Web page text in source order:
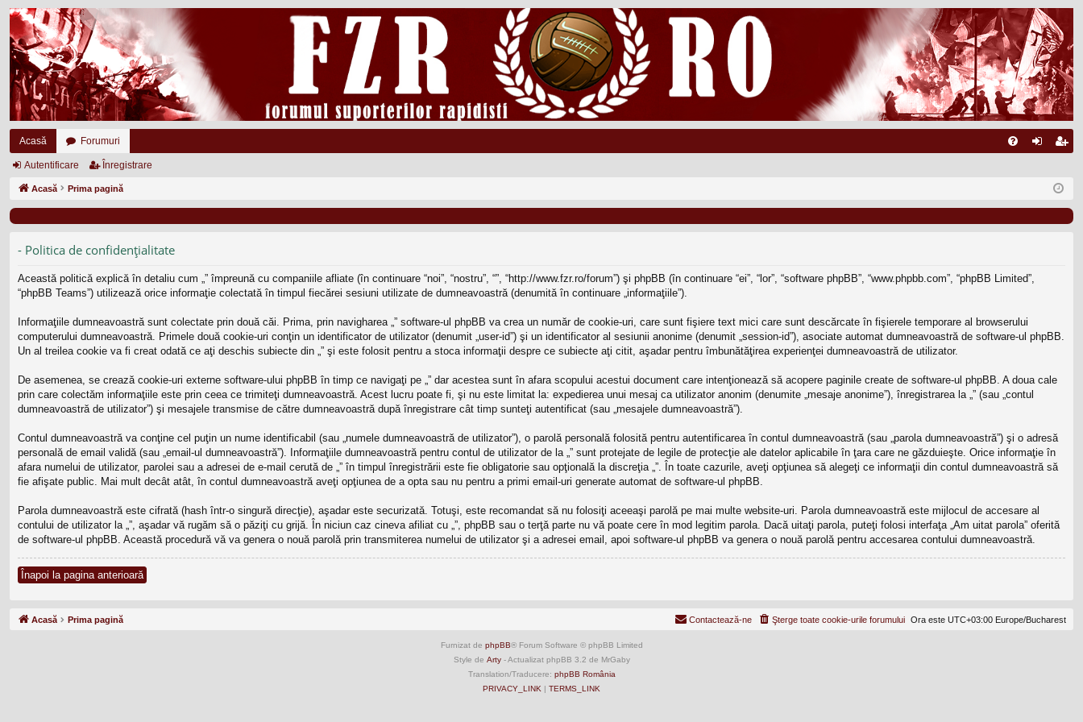
Acasă Forumuri
eg
Autentificare Înregistrare
Acasă Prima pagină
- Politica de confidenţialitate
Această politică explică în detaliu cum „” împreună cu companiile afliate (în continuare “noi”, “nostru”, “”, “http://www.fzr.ro/forum”) şi phpBB (în continuare “ei”, “lor”, “software phpBB”, “www.phpbb.com”, “phpBB Limited”,
“phpBB Teams”) utilizează orice informaţie colectată în timpul fiecărei sesiuni utilizate de dumneavoastră (denumită în continuare „informaţiile”).
Informaţiile dumneavoastră sunt colectate prin două căi. Prima, prin navigharea „” software-ul phpBB va crea un număr de cookie-uri, care sunt fişiere text mici care sunt descărcate în fişierele temporare al browserului
computerului dumneavoastră. Primele două cookie-uri conţin un identificator de utilizator (denumit „user-id”) şi un identificator al sesiunii anonime (denumit „session-id”), asociate automat dumneavoastră de software-ul phpBB.
Un al treilea cookie va fi creat odată ce aţi deschis subiecte din „” şi este folosit pentru a stoca informaţii despre ce subiecte aţi citit, aşadar pentru îmbunătăţirea experienţei dumneavoastră de utilizator.
De asemenea, se crează cookie-uri externe software-ului phpBB în timp ce navigaţi pe „” dar acestea sunt în afara scopului acestui document care intenţionează să acopere paginile create de software-ul phpBB. A doua cale
prin care colectăm informaţiile este prin ceea ce trimiteţi dumneavoastră. Acest lucru poate fi, şi nu este limitat la: expedierea unui mesaj ca utilizator anonim (denumite „mesaje anonime”), înregistrarea la „” (sau „contul
dumneavoastră de utilizator”) şi mesajele transmise de către dumneavoastră după înregistrare cât timp sunteţi autentificat (sau „mesajele dumneavoastră”).
Contul dumneavoastră va conţine cel puţin un nume identificabil (sau „numele dumneavoastră de utilizator”), o parolă personală folosită pentru autentificarea în contul dumneavoastră (sau „parola dumneavoastră”) şi o adresă
personală de email validă (sau „email-ul dumneavoastră”). Informaţiile dumneavoastră pentru contul de utilizator de la „” sunt protejate de legile de protecţie ale datelor aplicabile în ţara care ne găzduieşte. Orice informaţie în
afara numelui de utilizator, parolei sau a adresei de e-mail cerută de „” în timpul înregistrării este fie obligatorie sau opţională la discreţia „”. În toate cazurile, aveţi opţiunea să alegeţi ce informaţii din contul dumneavoastră să
fie afişate public. Mai mult decât atât, în contul dumneavoastră aveţi opţiunea de a opta sau nu pentru a primi email-uri generate automat de software-ul phpBB.
Parola dumneavoastră este cifrată (hash într-o singură direcţie), aşadar este securizată. Totuşi, este recomandat să nu folosiţi aceeaşi parolă pe mai multe website-uri. Parola dumneavoastră este mijlocul de accesare al
contului de utilizator la „”, aşadar vă rugăm să o păziţi cu grijă. În niciun caz cineva afiliat cu „”, phpBB sau o terţă parte nu vă poate cere în mod legitim parola. Dacă uitaţi parola, puteţi folosi interfaţa „Am uitat parola” oferită
de software-ul phpBB. Această procedură vă va genera o nouă parolă prin transmiterea numelui de utilizator şi a adresei email, apoi software-ul phpBB va genera o nouă parolă pentru accesarea contului dumneavoastră.
Înapoi la pagina anterioară
Acasă Prima pagină Ora este UTC+03:00 Europe/Bucharest
Şterge toate cookie-urile forumului
Contactează-ne
Furnizat de phpBB® Forum Software © phpBB Limited
Style de Arty- Actualizat phpBB 3.2 de MrGaby
Translation/Traducere: phpBB România
PRIVACY_LINK | TERMS_LINK